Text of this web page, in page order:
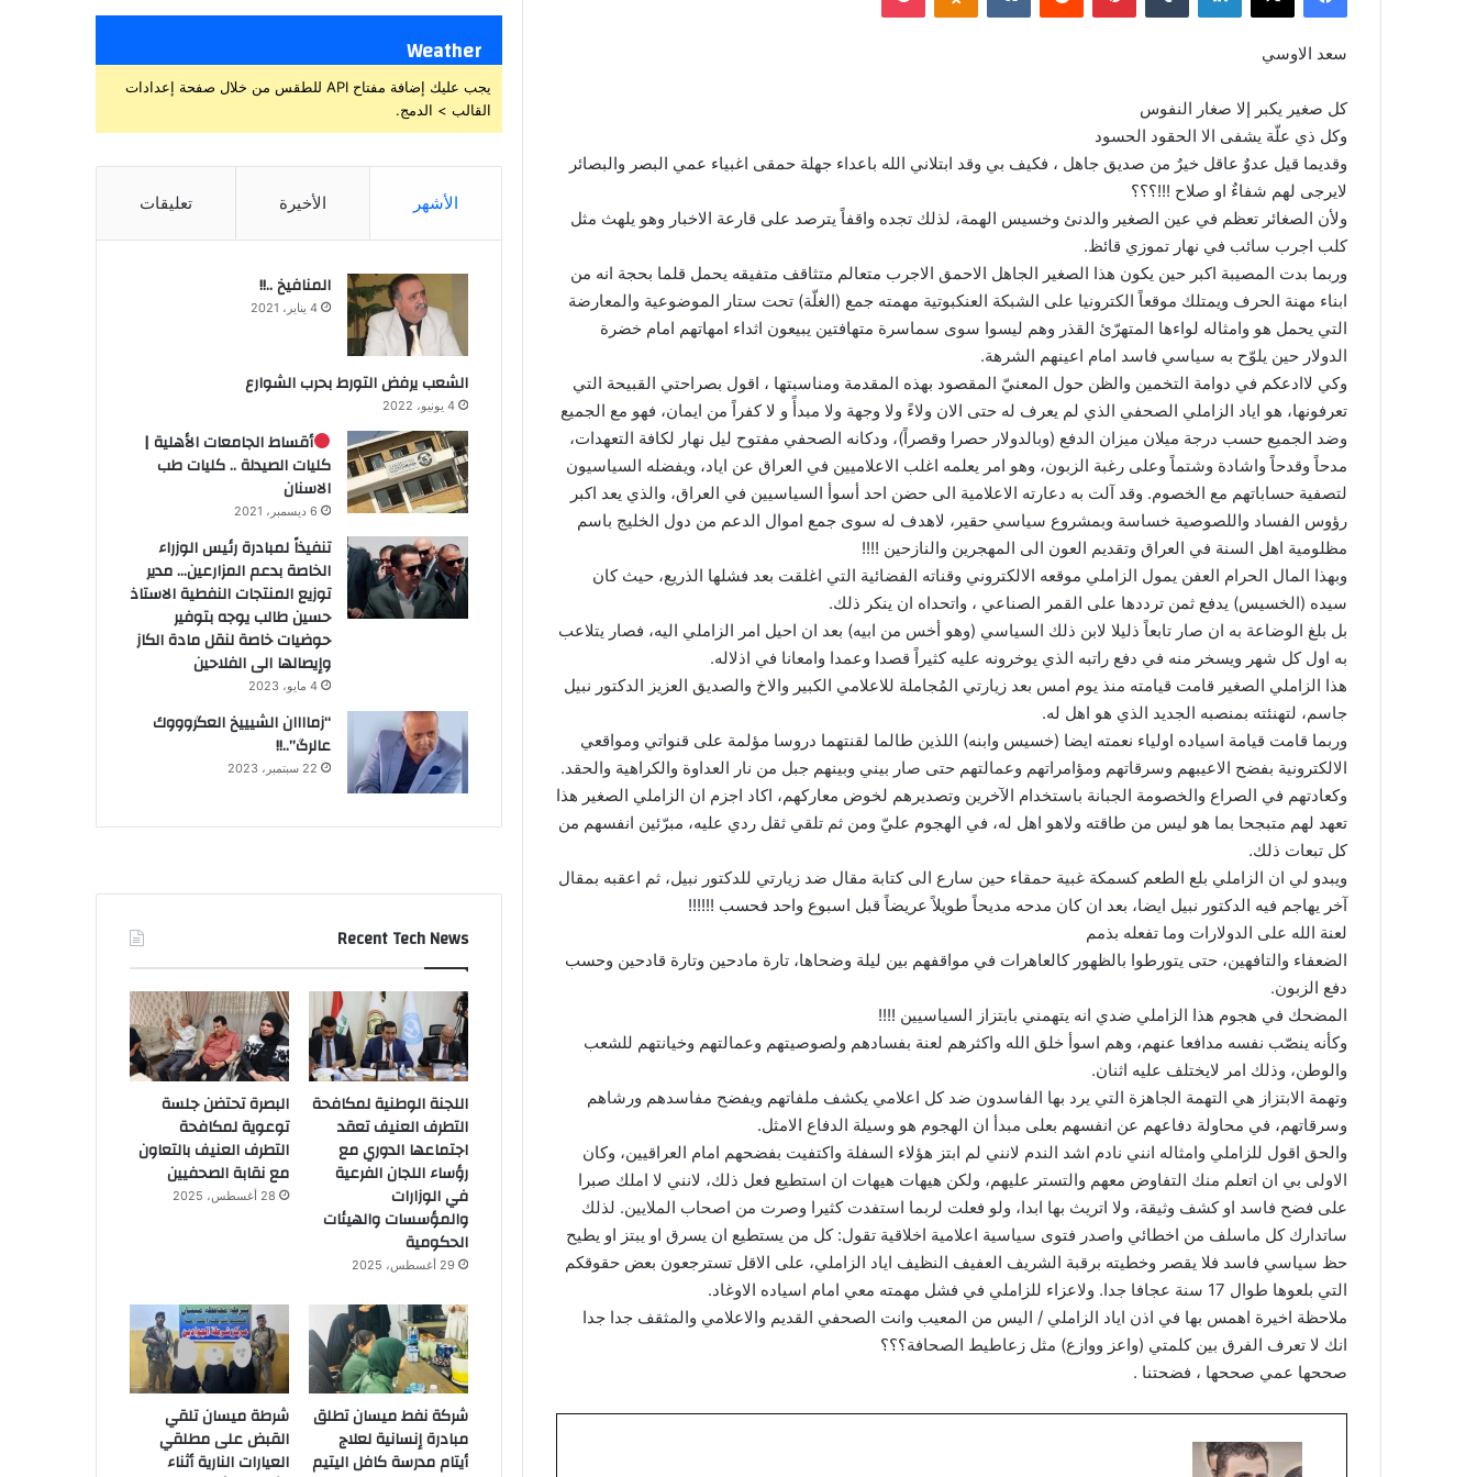
سعد الاوسي
كل صغير يكبر إلا صغار النفوس
وكل ذي علّة يشفى الا الحقود الحسود
وقديما قيل عدوٌ عاقل خيرٌ من صديق جاهل ، فكيف بي وقد ابتلاني الله باعداء جهلة حمقى اغبياء عمي البصر والبصائر
لايرجى لهم شفاءٌ او صلاح !!!؟؟؟
ولأن الصغائر تعظم في عين الصغير والدنئ وخسيس الهمة، لذلك تجده واقفاً يترصد على قارعة الاخبار وهو يلهث مثل
كلب اجرب سائب في نهار تموزي قائظ.
وربما بدت المصيبة اكبر حين يكون هذا الصغير الجاهل الاحمق الاجرب متعالم متثاقف متفيقه يحمل قلما بحجة انه من
ابناء مهنة الحرف ويمتلك موقعاً الكترونيا على الشبكة العنكبوتية مهمته جمع (الغلّة) تحت ستار الموضوعية والمعارضة
التي يحمل هو وامثاله لواءها المتهرّئ القذر وهم ليسوا سوى سماسرة متهافتين يبيعون اثداء امهاتهم امام خضرة
الدولار حين يلوّح به سياسي فاسد امام اعينهم الشرهة.
وكي لاادعكم في دوامة التخمين والظن حول المعنيّ المقصود بهذه المقدمة ومناسبتها ، اقول بصراحتي القبيحة التي
تعرفونها، هو اياد الزاملي الصحفي الذي لم يعرف له حتى الان ولاءً ولا وجهة ولا مبدأً و لا كفراً من ايمان، فهو مع الجميع
وضد الجميع حسب درجة ميلان ميزان الدفع (وبالدولار حصرا وقصراً)، ودكانه الصحفي مفتوح ليل نهار لكافة التعهدات،
مدحاً وقدحاً واشادة وشتماً وعلى رغبة الزبون، وهو امر يعلمه اغلب الاعلاميين في العراق عن اياد، ويفضله السياسيون
لتصفية حساباتهم مع الخصوم. وقد آلت به دعارته الاعلامية الى حضن احد أسوأ السياسيين في العراق، والذي يعد اكبر
رؤوس الفساد واللصوصية خساسة وبمشروع سياسي حقير، لاهدف له سوى جمع اموال الدعم من دول الخليج باسم
مظلومية اهل السنة في العراق وتقديم العون الى المهجرين والنازحين !!!!
وبهذا المال الحرام العفن يمول الزاملي موقعه الالكتروني وقناته الفضائية التي اغلقت بعد فشلها الذريع، حيث كان
سيده (الخسيس) يدفع ثمن ترددها على القمر الصناعي ، واتحداه ان ينكر ذلك.
بل بلغ الوضاعة به ان صار تابعاً ذليلا لابن ذلك السياسي (وهو أخس من ابيه) بعد ان احيل امر الزاملي اليه، فصار يتلاعب
به اول كل شهر ويسخر منه في دفع راتبه الذي يوخرونه عليه كثيراً قصدا وعمدا وامعانا في اذلاله.
هذا الزاملي الصغير قامت قيامته منذ يوم امس بعد زيارتي المُجاملة للاعلامي الكبير والاخ والصديق العزيز الدكتور نبيل
جاسم، لتهنئته بمنصبه الجديد الذي هو اهل له.
وربما قامت قيامة اسياده اولياء نعمته ايضا (خسيس وابنه) اللذين طالما لقنتهما دروسا مؤلمة على قنواتي ومواقعي
الالكترونية بفضح الاعيبهم وسرقاتهم ومؤامراتهم وعمالتهم حتى صار بيني وبينهم جبل من نار العداوة والكراهية والحقد.
وكعادتهم في الصراع والخصومة الجبانة باستخدام الآخرين وتصديرهم لخوض معاركهم، اكاد اجزم ان الزاملي الصغير هذا
تعهد لهم متبجحا بما هو ليس من طاقته ولاهو اهل له، في الهجوم عليّ ومن ثم تلقي ثقل ردي عليه، مبرّئين انفسهم من
كل تبعات ذلك.
ويبدو لي ان الزاملي بلع الطعم كسمكة غبية حمقاء حين سارع الى كتابة مقال ضد زيارتي للدكتور نبيل، ثم اعقبه بمقال
آخر يهاجم فيه الدكتور نبيل ايضا، بعد ان كان مدحه مديحاً طويلاً عريضاً قبل اسبوع واحد فحسب !!!!!!
لعنة الله على الدولارات وما تفعله بذمم
الضعفاء والتافهين، حتى يتورطوا بالظهور كالعاهرات في مواقفهم بين ليلة وضحاها، تارة مادحين وتارة قادحين وحسب
دفع الزبون.
المضحك في هجوم هذا الزاملي ضدي انه يتهمني بابتزاز السياسيين !!!!
وكأنه ينصّب نفسه مدافعا عنهم، وهم اسوأ خلق الله واكثرهم لعنة بفسادهم ولصوصيتهم وعمالتهم وخيانتهم للشعب
والوطن، وذلك امر لايختلف عليه اثنان.
وتهمة الابتزاز هي التهمة الجاهزة التي يرد بها الفاسدون ضد كل اعلامي يكشف ملفاتهم ويفضح مفاسدهم ورشاهم
وسرقاتهم، في محاولة دفاعهم عن انفسهم بعلى مبدأ ان الهجوم هو وسيلة الدفاع الامثل.
والحق اقول للزاملي وامثاله انني نادم اشد الندم لانني لم ابتز هؤلاء السفلة واكتفيت بفضحهم امام العراقيين، وكان
الاولى بي ان اتعلم منك التفاوض معهم والتستر عليهم، ولكن هيهات هيهات ان استطيع فعل ذلك، لانني لا املك صبرا
على فضح فاسد او كشف وثيقة، ولا اتريث بها ابدا، ولو فعلت لربما استفدت كثيرا وصرت من اصحاب الملايين. لذلك
ساتدارك كل ماسلف من اخطائي واصدر فتوى سياسية اعلامية اخلاقية تقول: كل من يستطيع ان يسرق او يبتز او يطيح
حظ سياسي فاسد فلا يقصر وخطيته برقبة الشريف العفيف النظيف اياد الزاملي، على الاقل تسترجعون بعض حقوقكم
التي بلعوها طوال 17 سنة عجافا جدا. ولاعزاء للزاملي في فشل مهمته معي امام اسياده الاوغاد.
ملاحظة اخيرة اهمس بها في اذن اياد الزاملي / اليس من المعيب وانت الصحفي القديم والاعلامي والمثقف جدا جدا
انك لا تعرف الفرق بين كلمتي (واعز ووازع) مثل زعاطيط الصحافة؟؟؟
صححها عمي صححها ، فضحتنا .
Weather
يجب عليك إضافة مفتاح API للطقس من خلال صفحة إعدادات
القالب > الدمج.
الأشهر الأخيرة تعليقات
المنافيخ ..!!
4 يناير، 2021
الشعب يرفض التورط بحرب الشوارع
4 يونيو، 2022
أقساط الجامعات الأهلية |
كليات الصيدلة .. كليات طب
الاسنان
6 ديسمبر، 2021
تنفيذاً لمبادرة رئيس الوزراء
الخاصة بدعم المزارعين… مدير
توزيع المنتجات النفطية الاستاذ
حسين طالب يوجه بتوفير
حوضيات خاصة لنقل مادة الكاز
وإيصالها الى الفلاحين
4 مايو، 2023
“زماااان الشيييخ العگروووك
عالرگ”..!!
22 سبتمبر، 2023
Recent Tech News
اللجنة الوطنية لمكافحة
التطرف العنيف تعقد
اجتماعها الدوري مع
رؤساء اللجان الفرعية
في الوزارات
والمؤسسات والهيئات
الحكومية
29 أغسطس، 2025
البصرة تحتضن جلسة
توعوية لمكافحة
التطرف العنيف بالتعاون
مع نقابة الصحفيين
28 أغسطس، 2025
شركة نفط ميسان تطلق
مبادرة إنسانية لعلاج
أيتام مدرسة كافل اليتيم
شرطة ميسان تلقي
القبض على مطلقي
العيارات النارية أثناء